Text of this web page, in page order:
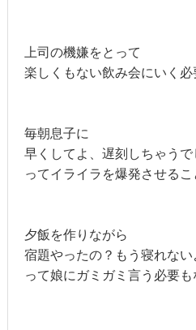
上司の機嫌をとって
楽しくもない飲み会にいく必
毎朝息子に
早くしてよ、遅刻しちゃうで
ってイライラを爆発させるこ
夕飯を作りながら
宿題やったの？もう寝れない
って娘にガミガミ言う必要も